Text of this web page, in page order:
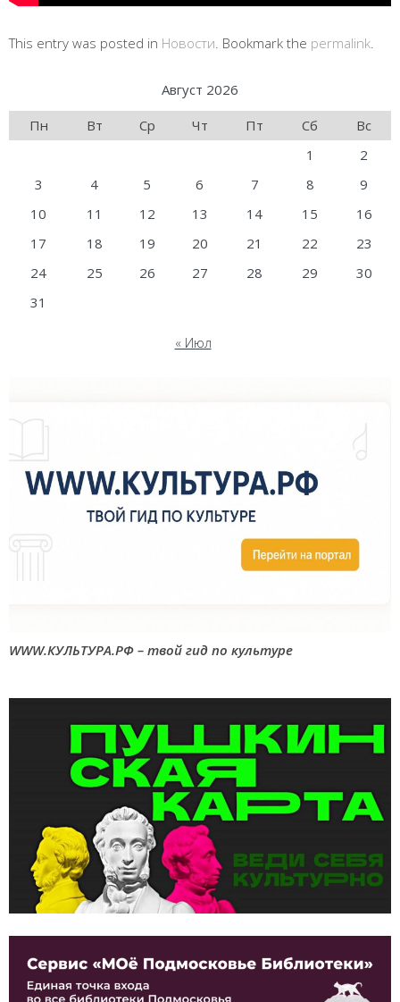
This entry was posted in Новости . Bookmark the permalink
Август 2026
Пн
Вт Ср Чт Пт Сб
Вс
1
2
3
4 5 6 7 8
9
10
11 12 13 14 15
16
17
18 19 20 21 22
23
24
25 26 27 28 29
30
31
« Июл
WWW.КУЛЬТУРА.РФ – твой гид по культуре